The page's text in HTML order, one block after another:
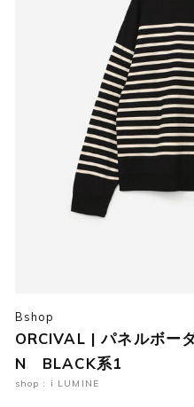
Bshop
ORCIVAL | パネルボー
N BLACK系1
shop : i LUMINE